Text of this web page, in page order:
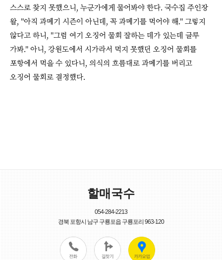
스스로 찾지 못했으니, 누군가에게 물어봐야 한다. 국수집 주인장
왈, "아직 과메기 시즌이 아닌데, 꼭 과메기를 먹어야 해." 그렇지
않다고 하니, "그럼 여기 오징어 물회 잘하는 데가 있는데 글루
가봐." 아니, 강원도에서 시가라서 먹지 못했던 오징어 물회를
포항에서 먹을 수 있다니, 의식의 흐름대로 과메기를 버리고
오징어 물회로 결정했다.